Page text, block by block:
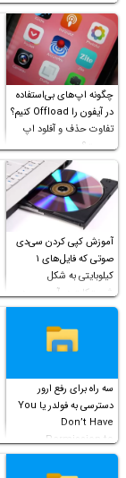
چگونه اپ‌های بی‌استفاده
در آیفون را Offload کنیم؟
تفاوت حذف و آفلود اپ
چیست؟
آموزش کپی کردن سی‌دی
صوتی که فایل‌های ۱
کیلوبایتی به شکل
شورت‌کات در آن موجود
است!
سه راه برای رفع ارور
دسترسی به فولدر یا You
Don’t Have
Permission to
Access this folder